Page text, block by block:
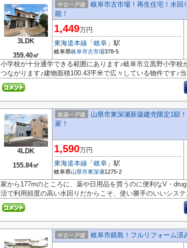
3LDK
359.40㎡
中古一戸建
岐阜市古市場！再生住宅！水回
能！
1,449万円
東海道本線 「 岐阜 」駅
岐阜県岐阜市古市場378-5
小学校が十分通学できる範囲にあります♪岐阜市立黒野小学
つながります♪建物面積100.43平米で広々している物件です♪
4LDK
155.84㎡
新築一戸建
山県市東深瀬新築建売限定1邸
家！
1,590万円
東海道本線 「 岐阜 」駅
岐阜県山県市東深瀬1275-2
家から177mのところに、薬や日用品を買うのに便利なV・
活で利用頻度の高い水回りだからこそ、使い勝手のいいシス
中古一戸建 岐阜市鏡島！フルリフォーム済